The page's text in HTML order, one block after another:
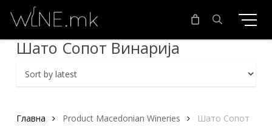
main
content
search
Шато Сопот Винарија
Главна Product Macedonian Wineries Шато Сопот